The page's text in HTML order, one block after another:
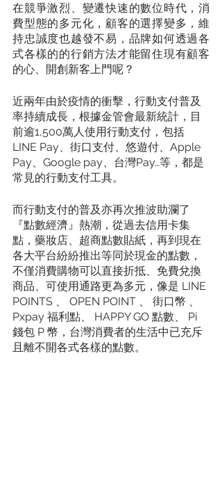
在競爭激烈、變遷快速的數位時代，消
費型態的多元化，顧客的選擇變多，維
持忠誠度也越發不易，品牌如何透過各
式各樣的的行銷方法才能留住現有顧客
的心、開創新客上門呢？
近兩年由於疫情的衝擊，行動支付普及
率持續成長，根據金管會最新統計，目
前逾1,500萬人使用行動支付，包括
LINE Pay、街口支付、悠遊付、Apple
Pay、Google pay、台灣Pay…等，都是
常見的行動支付工具。
而行動支付的普及亦再次推波助瀾了
『點數經濟』熱潮，從過去信用卡集
點，藥妝店、超商點數貼紙，再到現在
各大平台紛紛推出等同於現金的點數，
不僅消費購物可以直接折抵、免費兌換
商品、可使用通路更為多元，像是 LINE
POINTS 、 OPEN POINT 、 街口幣 、
Pxpay 福利點​、 HAPPY GO ​點數​、 Pi
錢包 ​P 幣​，台灣消費者的生活中已充斥
且離不開各式各樣的點數。